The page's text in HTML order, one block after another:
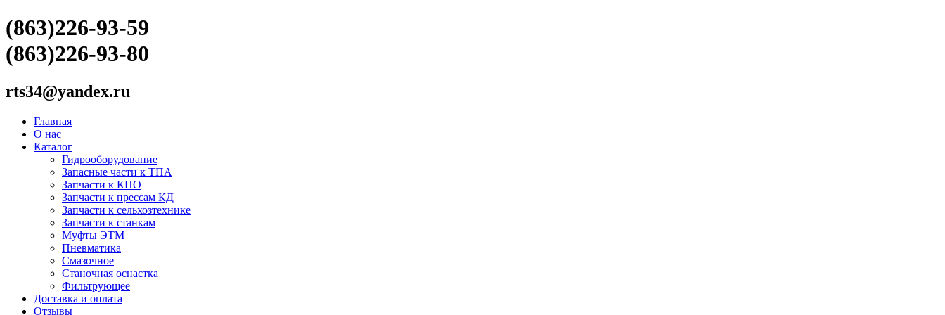
(863)226-93-59
(863)226-93-80
rts34@yandex.ru
Главная
О нас
Каталог
Гидрооборудование
Запасные части к ТПА
Запчасти к КПО
Запчасти к прессам КД
Запчасти к сельхозтехнике
Запчасти к станкам
Муфты ЭТМ
Пневматика
Смазочное
Станочная оснастка
Фильтрующее
Доставка и оплата
Отзывы